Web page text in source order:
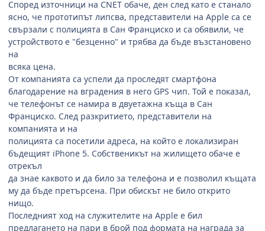
Според източници на CNET обаче, ден след като е станало
ясно, че прототипът липсва, представители на Apple са се
свързали с полицията в Сан Франциско и са обявили, че
устройството е "безценно" и трябва да бъде възстановено
на
всяка цена.
От компанията са успели да проследят смартфона
благодарение на вградения в него GPS чип. Той е показал,
че телефонът се намира в двуетажна къща в Сан
Франциско. След разкритието, представители на
компанията и на
полицията са посетили адреса, на който е локализиран
бъдещият iPhone 5. Собственикът на жилището обаче е
отрекъл
да знае каквото и да било за телефона и е позволил къщата
му да бъде претърсена. При обискът не било открито
нищо.
Последният ход на служителите на Apple е бил
предлагането на пари в брой под формата на награда за